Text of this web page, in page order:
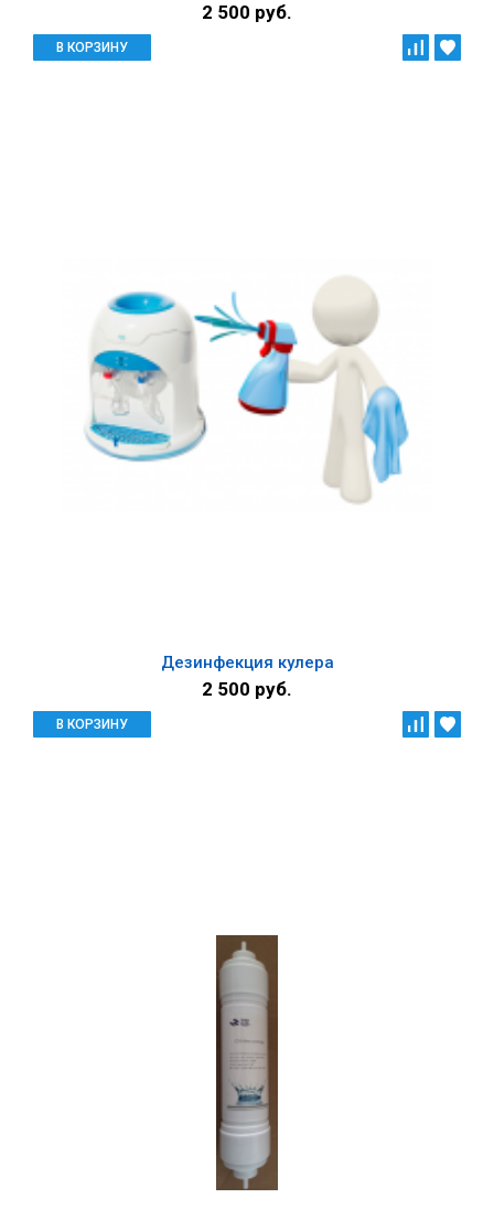
2 500 руб.
В КОРЗИНУ
Дезинфекция кулера
2 500 руб.
В КОРЗИНУ